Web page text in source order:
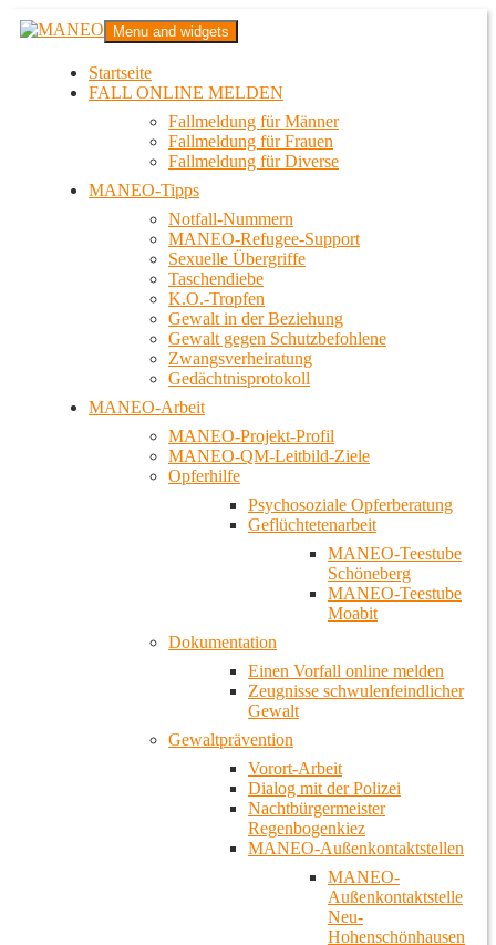
Zum
InhaltMANEO
Das schwule Anti-Gewalt-Projekt in Berlin
Menu and widgets
Startseite
FALL ONLINE MELDEN
Fallmeldung für Männer
Fallmeldung für Frauen
Fallmeldung für Diverse
MANEO-Tipps
Notfall-Nummern
MANEO-Refugee-Support
Sexuelle Übergriffe
Taschendiebe
K.O.-Tropfen
Gewalt in der Beziehung
Gewalt gegen Schutzbefohlene
Zwangsverheiratung
Gedächtnisprotokoll
MANEO-Arbeit
MANEO-Projekt-Profil
MANEO-QM-Leitbild-Ziele
Opferhilfe
Psychosoziale Opferberatung
Geflüchtetenarbeit
MANEO-Teestube
Schöneberg
MANEO-Teestube
Moabit
Dokumentation
Einen Vorfall online melden
Zeugnisse schwulenfeindlicher
Gewalt
Gewaltprävention
Vorort-Arbeit
Dialog mit der Polizei
Nachtbürgermeister
Regenbogenkiez
MANEO-Außenkontaktstellen
MANEO-
Außenkontaktstelle
Neu-
Hohenschönhausen